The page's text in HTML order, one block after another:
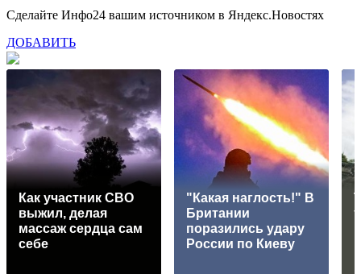
Сделайте Инфо24 вашим источником в Яндекс.Новостях
ДОБАВИТЬ
Как участник СВО
выжил, делая
массаж сердца сам
себе
"Какая наглость!" В
Британии
поразились удару
России по Киеву